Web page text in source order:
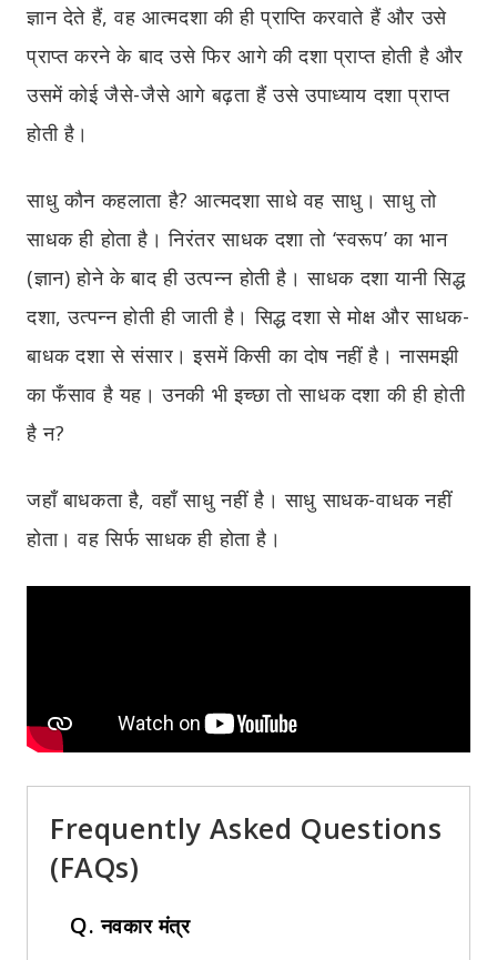
ज्ञान देते हैं, वह आत्मदशा की ही प्राप्ति करवाते हैं और उसे
प्राप्त करने के बाद उसे फिर आगे की दशा प्राप्त होती है और
उसमें कोई जैसे-जैसे आगे बढ़ता हैं उसे उपाध्याय दशा प्राप्त
होती है।
साधु कौन कहलाता है? आत्मदशा साधे वह साधु। साधु तो
साधक ही होता है। निरंतर साधक दशा तो ‘स्वरूप’ का भान
(ज्ञान) होने के बाद ही उत्पन्न होती है। साधक दशा यानी सिद्ध
दशा, उत्पन्न होती ही जाती है। सिद्ध दशा से मोक्ष और साधक-
बाधक दशा से संसार। इसमें किसी का दोष नहीं है। नासमझी
का फँसाव है यह। उनकी भी इच्छा तो साधक दशा की ही होती
है न?
जहाँ बाधकता है, वहाँ साधु नहीं है। साधु साधक-वाधक नहीं
होता। वह सिर्फ साधक ही होता है।
Frequently Asked Questions
(FAQs)
Q.नवकार मंत्र